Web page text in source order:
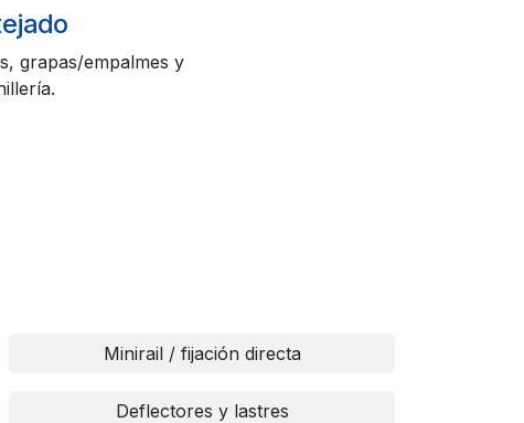
grapas/empalmes y
Minirail / fijación directa
Deflectores y lastres